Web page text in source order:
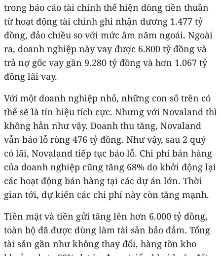
trong báo cáo tài chính thể hiện dòng tiền thuần
từ hoạt động tài chính ghi nhận dương 1.477 tỷ
đồng, đảo chiều so với mức âm năm ngoái. Ngoài
ra, doanh nghiệp này vay được 6.800 tỷ đồng và
trả nợ gốc vay gần 9.280 tỷ đồng và hơn 1.067 tỷ
đồng lãi vay.
Với một doanh nghiệp nhỏ, những con số trên có
thể sẽ là tín hiệu tích cực. Nhưng với Novaland thì
không hẳn như vậy. Doanh thu tăng, Novaland
vẫn báo lỗ ròng 476 tỷ đồng. Như vậy, sau 2 quý
có lãi, Novaland tiếp tục báo lỗ. Chi phí bán hàng
của doanh nghiệp cũng tăng 68% do khởi động lại
các hoạt động bán hàng tại các dự án lớn. Thời
gian tới, dự kiến các chi phí này còn tăng mạnh.
Tiền mặt và tiền gửi tăng lên hơn 6.000 tỷ đồng,
toàn bộ đã được dùng làm tài sản bảo đảm. Tổng
tài sản gần như không thay đổi, hàng tồn kho